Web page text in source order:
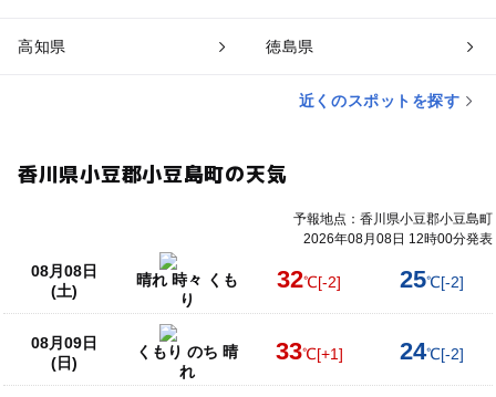
高知県 徳島県
近くのスポットを探す
香川県小豆郡小豆島町の天気
予報地点：香川県小豆郡小豆島町
2026年08月08日 12時00分発表
08月08日
(土)
晴れ 時々 くも
り
32℃[-2] 25℃[-2]
08月09日
(日)
くもり のち 晴
れ
33℃[+1] 24℃[-2]